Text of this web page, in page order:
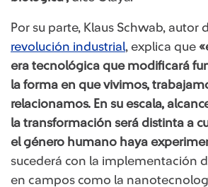
Por su parte, Klaus Schwab, autor
revolución industrial ​, explica que
era tecnológica que modificará
la forma en que vivimos,
relacionamos. En su escala,
la transformación será distint​a a
el género humano haya
sucederá con la implementación
en campos como la